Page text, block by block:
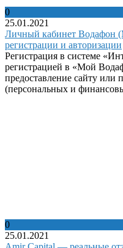
0
25.01.2021
Личный кабинет Водафон
регистрации и авторизации
Регистрация в системе
регистрацией в «Мой
предоставление сайту
(персональных и
0
25.01.2021